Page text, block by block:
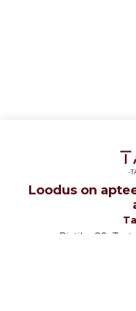
Loodus on
Ristiku 29,